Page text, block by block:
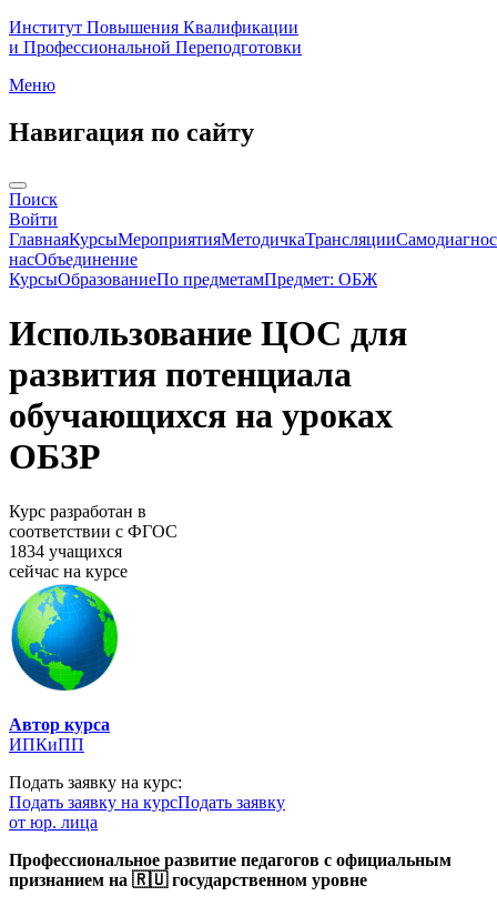
Институт Повышения Квалификации
и Профессиональной Переподготовки
Меню
Навигация по сайту
Поиск
Войти
ГлавнаяКурсыМероприятияМетодичкаТрансляции
насОбъединение
КурсыОбразованиеПо предметамПредмет: ОБЖ
Использование ЦОС для
развития потенциала
обучающихся на уроках
ОБЗР
Курс разработан в
соответствии с ФГОС
1834 учащихся
сейчас на курсе
Автор курса
ИПКиПП
Подать заявку на курс:
Подать заявку на курсПодать заявку
от юр. лица
Профессиональное развитие педагогов с официальным
признанием на 🇷🇺 государственном уровне